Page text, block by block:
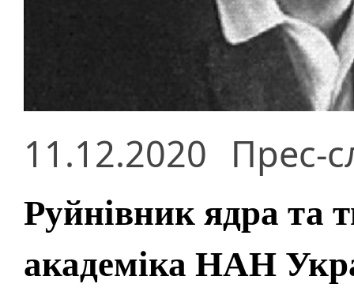
11.12.2020 Прес-
Руйнівник ядра та
академіка НАН